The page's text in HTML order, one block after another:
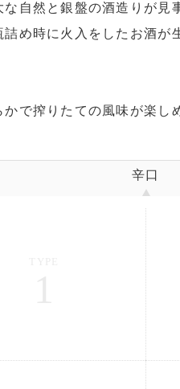
な自然と銀盤の酒造りが見
詰め時に火入をしたお酒が
かで搾りたての風味が楽し
辛口